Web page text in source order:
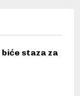
staza za